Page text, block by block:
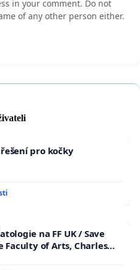
in your comment. Do not
of any other person either.
pro kočky
na FF UK / Save
of Arts, Charles